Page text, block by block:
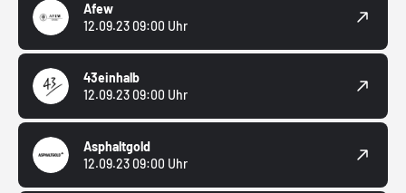
Afew
12.09.23 09:00 Uhr
43einhalb
12.09.23 09:00 Uhr
Asphaltgold
12.09.23 09:00 Uhr